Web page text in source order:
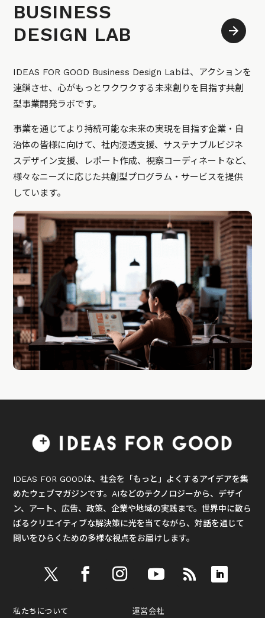
BUSINESS
DESIGN LAB
IDEAS FOR GOOD Business Design Labは、アクションを
連鎖させ、心がもっとワクワクする未来創りを目指す共創
型事業開発ラボです。
事業を通じてより持続可能な未来の実現を目指す企業・自
治体の皆様に向けて、社内浸透支援、サステナブルビジネ
スデザイン支援、レポート作成、視察コーディネートなど、
様々なニーズに応じた共創型プログラム・サービスを提供
しています。
IDEAS FOR GOODは、社会を「もっと」よくするアイデアを集
めたウェブマガジンです。AIなどのテクノロジーから、デザイ
ン、アート、広告、政策、企業や地域の実践まで。世界中に散ら
ばるクリエイティブな解決策に光を当てながら、対話を通じて
問いをひらくための多様な視点をお届けします。
私たちについて 運営会社